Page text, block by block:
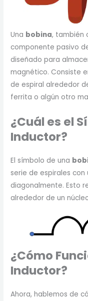
Una bobina, también
componente pasivo
diseñado para
magnético. Consiste
de espiral alrededor
ferrita o algún otro
¿Cuál es el
Inductor?
El símbolo de una
serie de espirales
diagonalmente. Esto
alrededor de un
¿Cómo
Inductor?
Ahora, hablemos de